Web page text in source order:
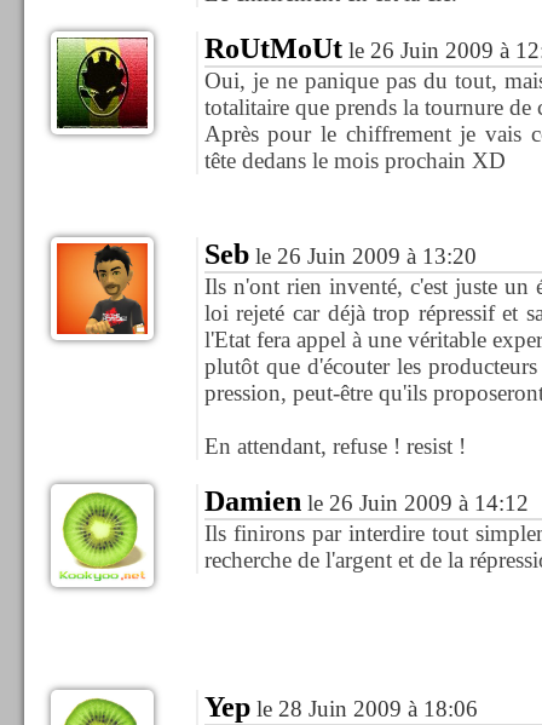
RoUtMoUtle 26 Juin 2009 à
Oui, je ne panique pas du tout,
totalitaire que prends la tournure de
Après pour le chiffrement je vais
tête dedans le mois prochain XD
Seble 26 Juin 2009 à 13:20
Ils n'ont rien inventé, c'est juste un
loi rejeté car déjà trop répressif et
l'Etat fera appel à une véritable
plutôt que d'écouter les
pression, peut-être qu'ils
En attendant, refuse ! resist !
Damien le 26 Juin 2009 à 14:12
Ils finirons par interdire tout
recherche de l'argent et de la
Yeple 28 Juin 2009 à 18:06